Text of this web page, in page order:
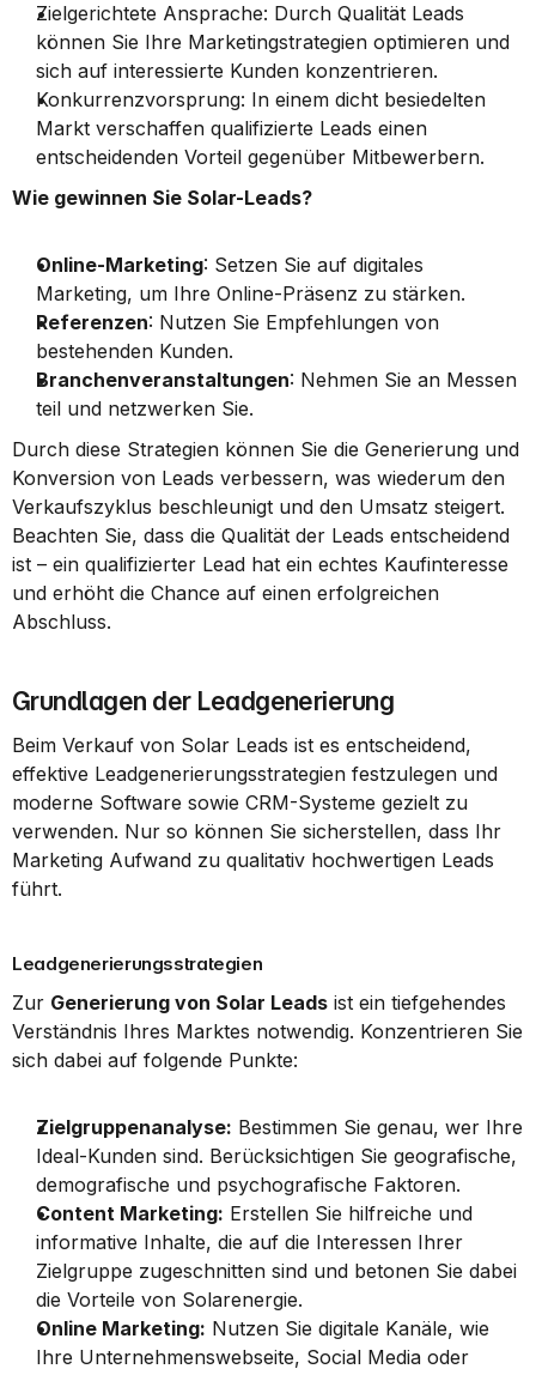
Zielgerichtete Ansprache: Durch Qualität Leads
können Sie Ihre Marketingstrategien optimieren und
sich auf interessierte Kunden konzentrieren.
Konkurrenzvorsprung: In einem dicht besiedelten
Markt verschaffen qualifizierte Leads einen
entscheidenden Vorteil gegenüber Mitbewerbern.
Wie gewinnen Sie Solar-Leads?
Online-Marketing: Setzen Sie auf digitales
Marketing, um Ihre Online-Präsenz zu stärken.
Referenzen: Nutzen Sie Empfehlungen von
bestehenden Kunden.
Branchenveranstaltungen: Nehmen Sie an Messen
teil und netzwerken Sie.
Durch diese Strategien können Sie die Generierung und
Konversion von Leads verbessern, was wiederum den
Verkaufszyklus beschleunigt und den Umsatz steigert.
Beachten Sie, dass die Qualität der Leads entscheidend
ist – ein qualifizierter Lead hat ein echtes Kaufinteresse
und erhöht die Chance auf einen erfolgreichen
Abschluss.
Grundlagen der Leadgenerierung
Beim Verkauf von Solar Leads ist es entscheidend,
effektive Leadgenerierungsstrategien festzulegen und
moderne Software sowie CRM-Systeme gezielt zu
verwenden. Nur so können Sie sicherstellen, dass Ihr
Marketing Aufwand zu qualitativ hochwertigen Leads
führt.
Leadgenerierungsstrategien
Zur Generierung von Solar Leads ist ein tiefgehendes
Verständnis Ihres Marktes notwendig. Konzentrieren Sie
sich dabei auf folgende Punkte:
Zielgruppenanalyse: Bestimmen Sie genau, wer Ihre
Ideal-Kunden sind. Berücksichtigen Sie geografische,
demografische und psychografische Faktoren.
Content Marketing: Erstellen Sie hilfreiche und
informative Inhalte, die auf die Interessen Ihrer
Zielgruppe zugeschnitten sind und betonen Sie dabei
die Vorteile von Solarenergie.
Online Marketing: Nutzen Sie digitale Kanäle, wie
Ihre Unternehmenswebseite, Social Media oder